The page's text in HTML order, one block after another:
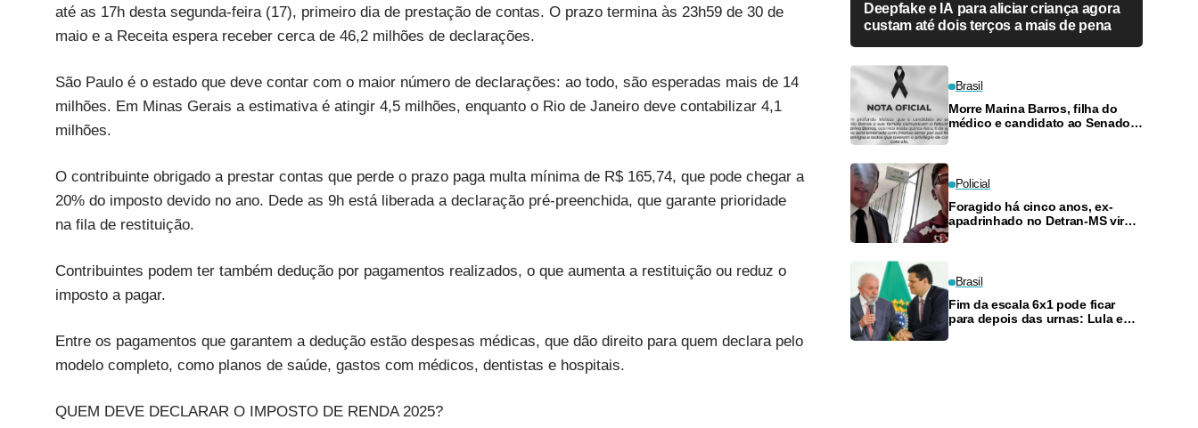
até as 17h desta segunda-feira (17), primeiro dia de prestação de contas. O prazo termina às 23h59 de 30 de
maio e a Receita espera receber cerca de 46,2 milhões de declarações.
São Paulo é o estado que deve contar com o maior número de declarações: ao todo, são esperadas mais de 14
milhões. Em Minas Gerais a estimativa é atingir 4,5 milhões, enquanto o Rio de Janeiro deve contabilizar 4,1
milhões.
O contribuinte obrigado a prestar contas que perde o prazo paga multa mínima de R$ 165,74, que pode chegar a
20% do imposto devido no ano. Dede as 9h está liberada a declaração pré-preenchida, que garante prioridade
na fila de restituição.
Contribuintes podem ter também dedução por pagamentos realizados, o que aumenta a restituição ou reduz o
imposto a pagar.
Entre os pagamentos que garantem a dedução estão despesas médicas, que dão direito para quem declara pelo
modelo completo, como planos de saúde, gastos com médicos, dentistas e hospitais.
QUEM DEVE DECLARAR O IMPOSTO DE RENDA 2025?
Deepfake e IA para aliciar criança agora
custam até dois terços a mais de pena
Brasil
Morre Marina Barros, filha do
médico e candidato ao Senado
Policial
Foragido há cinco anos, ex-
apadrinhado no Detran-MS vira
Brasil
Fim da escala 6x1 pode ficar
para depois das urnas: Lula e